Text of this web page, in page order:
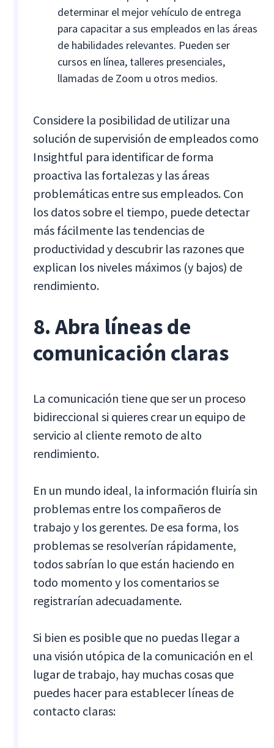
determinar el mejor vehículo de entrega
para capacitar a sus empleados en las áreas
de habilidades relevantes. Pueden ser
cursos en línea, talleres presenciales,
llamadas de Zoom u otros medios.
Considere la posibilidad de utilizar una
solución de supervisión de empleados como
Insightful para identificar de forma
proactiva las fortalezas y las áreas
problemáticas entre sus empleados. Con
los datos sobre el tiempo, puede detectar
más fácilmente las tendencias de
productividad y descubrir las razones que
explican los niveles máximos (y bajos) de
rendimiento.
8. Abra líneas de
comunicación claras
La comunicación tiene que ser un proceso
bidireccional si quieres crear un equipo de
servicio al cliente remoto de alto
rendimiento.
En un mundo ideal, la información fluiría sin
problemas entre los compañeros de
trabajo y los gerentes. De esa forma, los
problemas se resolverían rápidamente,
todos sabrían lo que están haciendo en
todo momento y los comentarios se
registrarían adecuadamente.
Si bien es posible que no puedas llegar a
una visión utópica de la comunicación en el
lugar de trabajo, hay muchas cosas que
puedes hacer para establecer líneas de
contacto claras: